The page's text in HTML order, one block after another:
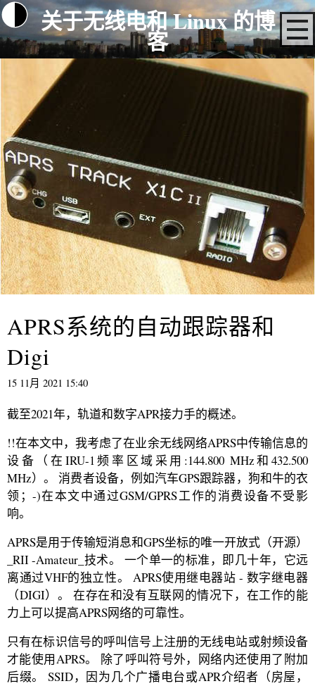
关于无线电和 Linux 的博
客
APRS系统的自动跟踪器和
Digi
15 11月 2021 15:40
截至2021年，轨道和数字APR接力手的概述。
!!在本文中，我考虑了在业余无线网络APRS中传输信息的
设备（在IRU-1频率区域采用:144.800 MHz和432.500
MHz）。 消费者设备，例如汽车GPS跟踪器，狗和牛的衣
领；-)在本文中通过GSM/GPRS工作的消费设备不受影
响。
APRS是用于传输短消息和GPS坐标的唯一开放式（开源）
_RII -Amateur_技术。 一个单一的标准，即几十年，它远
离通过VHF的独立性。 APRS使用继电器站 - 数字继电器
（DIGI）。 在存在和没有互联网的情况下，在工作的能
力上可以提高APRS网络的可靠性。
只有在标识信号的呼叫信号上注册的无线电站或射频设备
才能使用APRS。 除了呼叫符号外，网络内还使用了附加
后缀。 SSID，因为几个广播电台或APR介绍者（房屋，